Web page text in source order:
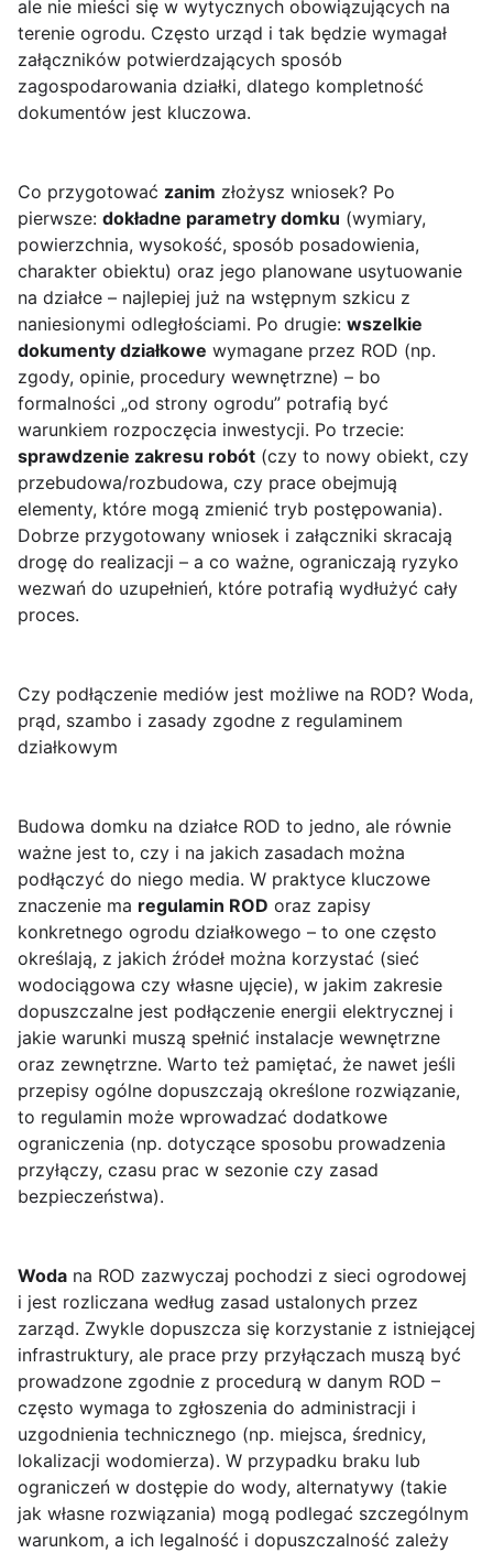
ale nie mieści się w wytycznych obowiązujących na
terenie ogrodu. Często urząd i tak będzie wymagał
załączników potwierdzających sposób
zagospodarowania działki, dlatego kompletność
dokumentów jest kluczowa.
Co przygotować zanim złożysz wniosek? Po
pierwsze: dokładne parametry domku (wymiary,
powierzchnia, wysokość, sposób posadowienia,
charakter obiektu) oraz jego planowane usytuowanie
na działce – najlepiej już na wstępnym szkicu z
naniesionymi odległościami. Po drugie: wszelkie
dokumenty działkowe wymagane przez ROD (np.
zgody, opinie, procedury wewnętrzne) – bo
formalności „od strony ogrodu” potrafią być
warunkiem rozpoczęcia inwestycji. Po trzecie:
sprawdzenie zakresu robót (czy to nowy obiekt, czy
przebudowa/rozbudowa, czy prace obejmują
elementy, które mogą zmienić tryb postępowania).
Dobrze przygotowany wniosek i załączniki skracają
drogę do realizacji – a co ważne, ograniczają ryzyko
wezwań do uzupełnień, które potrafią wydłużyć cały
proces.
Czy podłączenie mediów jest możliwe na ROD? Woda,
prąd, szambo i zasady zgodne z regulaminem
działkowym
Budowa domku na działce ROD to jedno, ale równie
ważne jest to, czy i na jakich zasadach można
podłączyć do niego media. W praktyce kluczowe
znaczenie ma regulamin ROD oraz zapisy
konkretnego ogrodu działkowego – to one często
określają, z jakich źródeł można korzystać (sieć
wodociągowa czy własne ujęcie), w jakim zakresie
dopuszczalne jest podłączenie energii elektrycznej i
jakie warunki muszą spełnić instalacje wewnętrzne
oraz zewnętrzne. Warto też pamiętać, że nawet jeśli
przepisy ogólne dopuszczają określone rozwiązanie,
to regulamin może wprowadzać dodatkowe
ograniczenia (np. dotyczące sposobu prowadzenia
przyłączy, czasu prac w sezonie czy zasad
bezpieczeństwa).
Woda na ROD zazwyczaj pochodzi z sieci ogrodowej
i jest rozliczana według zasad ustalonych przez
zarząd. Zwykle dopuszcza się korzystanie z istniejącej
infrastruktury, ale prace przy przyłączach muszą być
prowadzone zgodnie z procedurą w danym ROD –
często wymaga to zgłoszenia do administracji i
uzgodnienia technicznego (np. miejsca, średnicy,
lokalizacji wodomierza). W przypadku braku lub
ograniczeń w dostępie do wody, alternatywy (takie
jak własne rozwiązania) mogą podlegać szczególnym
warunkom, a ich legalność i dopuszczalność zależy